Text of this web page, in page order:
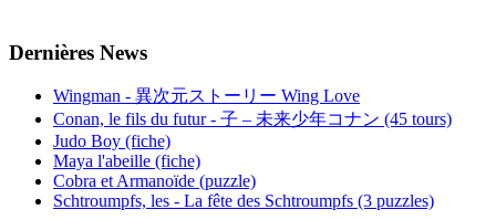
Dernières News
Wingman - 異次元ストーリー Wing Love
Conan, le fils du futur - 子 – 未来少年コナン (45 tours)
Judo Boy (fiche)
Maya l'abeille (fiche)
Cobra et Armanoïde (puzzle)
Schtroumpfs, les - La fête des Schtroumpfs (3 puzzles)